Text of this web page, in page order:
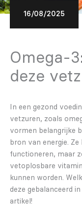
16/08/2025
Omega-
deze
In een gezond
vetzuren, zoals
vormen belangrijke
bron van energie.
functioneren, maar
vetoplosbare
kunnen worden.
deze gebalanceerd
artikel!